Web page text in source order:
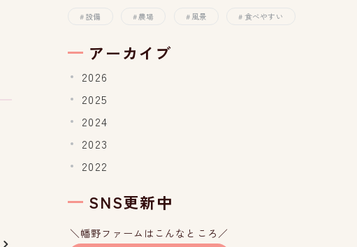
設備 農場 風景 食べやすい
アーカイブ
2026
2025
2024
2023
2022
SNS更新中
＼幡野ファームはこんなところ／